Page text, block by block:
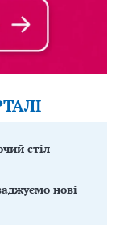
стіл
нові